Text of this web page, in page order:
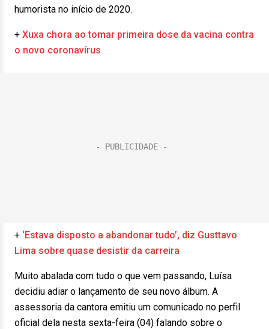
humorista no início de 2020.
+ Xuxa chora ao tomar primeira dose da vacina contra
o novo coronavírus
+ ‘Estava disposto a abandonar tudo’, diz Gusttavo
Lima sobre quase desistir da carreira
Muito abalada com tudo o que vem passando, Luísa
decidiu adiar o lançamento de seu novo álbum. A
assessoria da cantora emitiu um comunicado no perfil
oficial dela nesta sexta-feira (04) falando sobre o